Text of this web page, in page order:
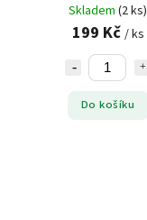
Skladem (2 ks)
199 Kč / ks
Do košíku